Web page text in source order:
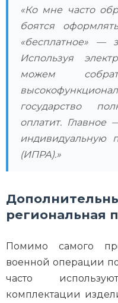
«Ко мне часто
боятся
«бесплатное» —
Используя
можем
государство
оплатит. Главное
индивидуальную
(ИПРА).»
региональная
Помимо самого
военной операции
часто
комплектации